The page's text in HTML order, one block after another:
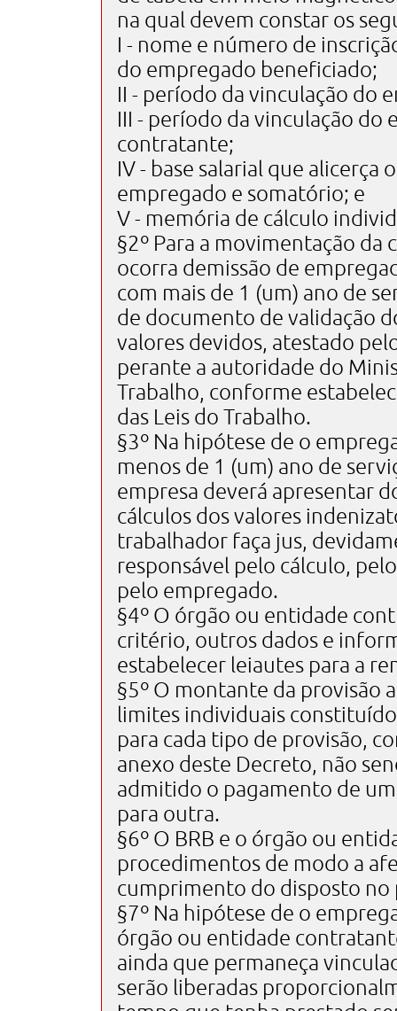
na qual devem constar os
I - nome e número de
do empregado beneficiado;
II - período da vinculação do
III - período da vinculação
contratante;
IV - base salarial que
empregado e somatório; e
V - memória de cálculo
§2º Para a movimentação da
ocorra demissão de
com mais de 1 (um) ano de
de documento de validação
valores devidos, atestado
perante a autoridade do
Trabalho, conforme
das Leis do Trabalho.
§3º Na hipótese de o
menos de 1 (um) ano de
empresa deverá apresentar
cálculos dos valores
trabalhador faça jus,
responsável pelo cálculo,
pelo empregado.
§4º O órgão ou entidade
critério, outros dados e
estabelecer leiautes para a
§5º O montante da provisão
limites individuais
para cada tipo de provisão,
anexo deste Decreto, não
admitido o pagamento de
para outra.
§6º O BRB e o órgão ou
procedimentos de modo a
cumprimento do disposto
§7º Na hipótese de o
órgão ou entidade
ainda que permaneça
serão liberadas